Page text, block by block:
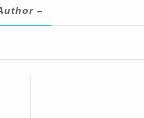
–